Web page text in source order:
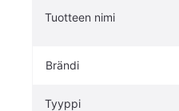
Tuotteen nimi
Brändi
Tyyppi